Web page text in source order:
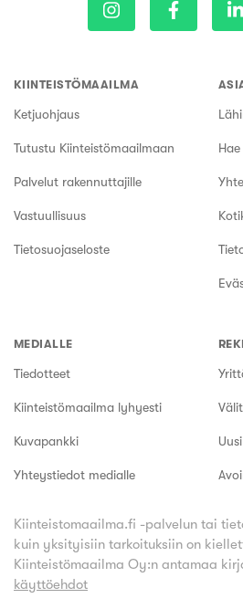
KIINTEISTÖMAAILMA
Ketjuohjaus
Tutustu Kiinteistömaailmaan
Palvelut rakennuttajille
Vastuullisuus
Tietosuojaseloste
MEDIALLE
Tiedotteet
Kiinteistömaailma lyhyesti
Kuvapankki
Yhteystiedot medialle
Kiinteistomaailma.fi -palvelun tai
kuin yksityisiin tarkoituksiin on
Kiinteistömaailma Oy:n antamaa
käyttöehdot